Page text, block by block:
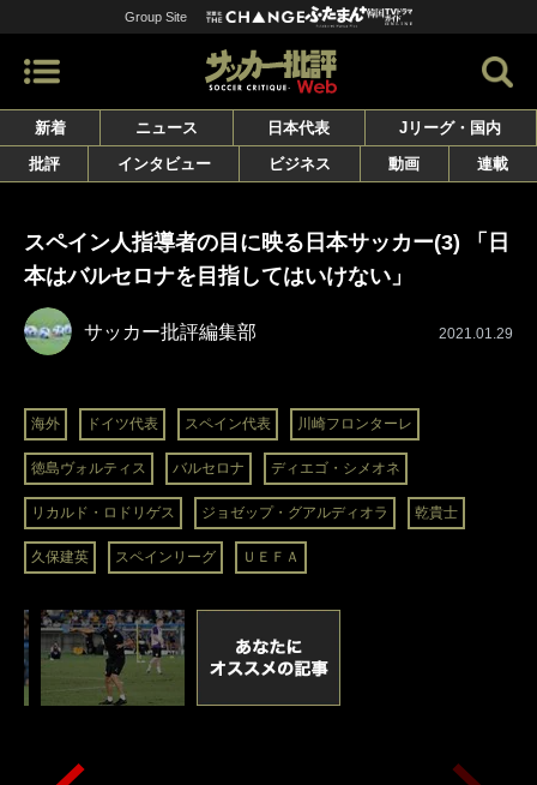
Group Site
新着 ニュース 日本代表
Jリーグ・国内
批評
インタビュー ビジネス 動画 連載
スペイン人指導者の目に映る日本サッカー(3) 「日
本はバルセロナを目指してはいけない」
サッカー批評編集部 2021.01.29
海外 ドイツ代表 スペイン代表 川崎フロンターレ
徳島ヴォルティス バルセロナ ディエゴ・シメオネ
リカルド・ロドリゲス ジョゼップ・グアルディオラ 乾貴士
久保建英 スペインリーグ ＵＥＦＡ